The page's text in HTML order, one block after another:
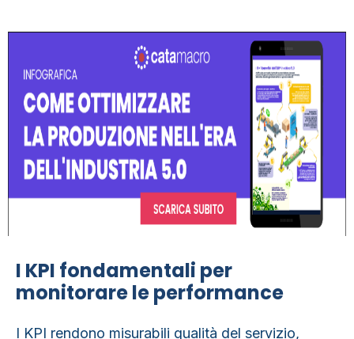
I KPI fondamentali per
monitorare le performance
I KPI rendono misurabili qualità del servizio,